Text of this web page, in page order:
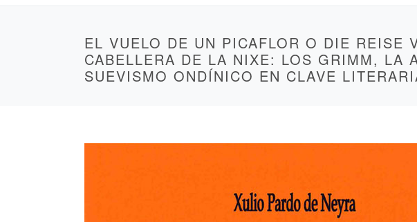
EL VUELO DE UN PICAFLOR O DIE REISE
CABELLERA DE LA NIXE: LOS GRIMM, LA
SUEVISMO ONDÍNICO EN CLAVE